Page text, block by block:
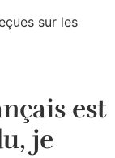
sur les
est
je